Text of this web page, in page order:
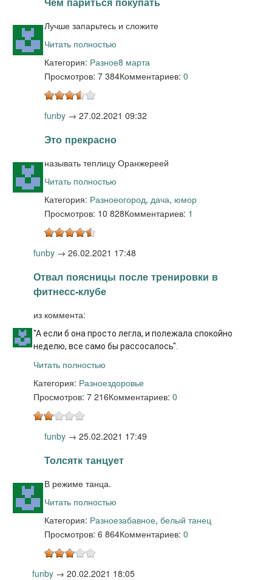
Лучше запарьтесь и сложите
Читать полностью
Категория: Разное8 марта
Просмотров: 7 384Комментариев: 0
funby → 27.02.2021 09:32
Это прекрасно
называть теплицу Оранжереей
Читать полностью
Категория: Разноеогород, дача, юмор
Просмотров: 10 828Комментариев: 1
funby → 26.02.2021 17:48
Отвал поясницы после тренировки в
фитнесс-клубе
из коммента:
"А если б она просто легла, и полежала спокойно
неделю, все само бы рассосалось".
Читать полностью
Категория: Разноездоровье
Просмотров: 7 216Комментариев: 0
funby → 25.02.2021 17:49
Толсятк танцует
В режиме танца.
Читать полностью
Категория: Разноезабавное, белый танец
Просмотров: 6 864Комментариев: 0
funby → 20.02.2021 18:05